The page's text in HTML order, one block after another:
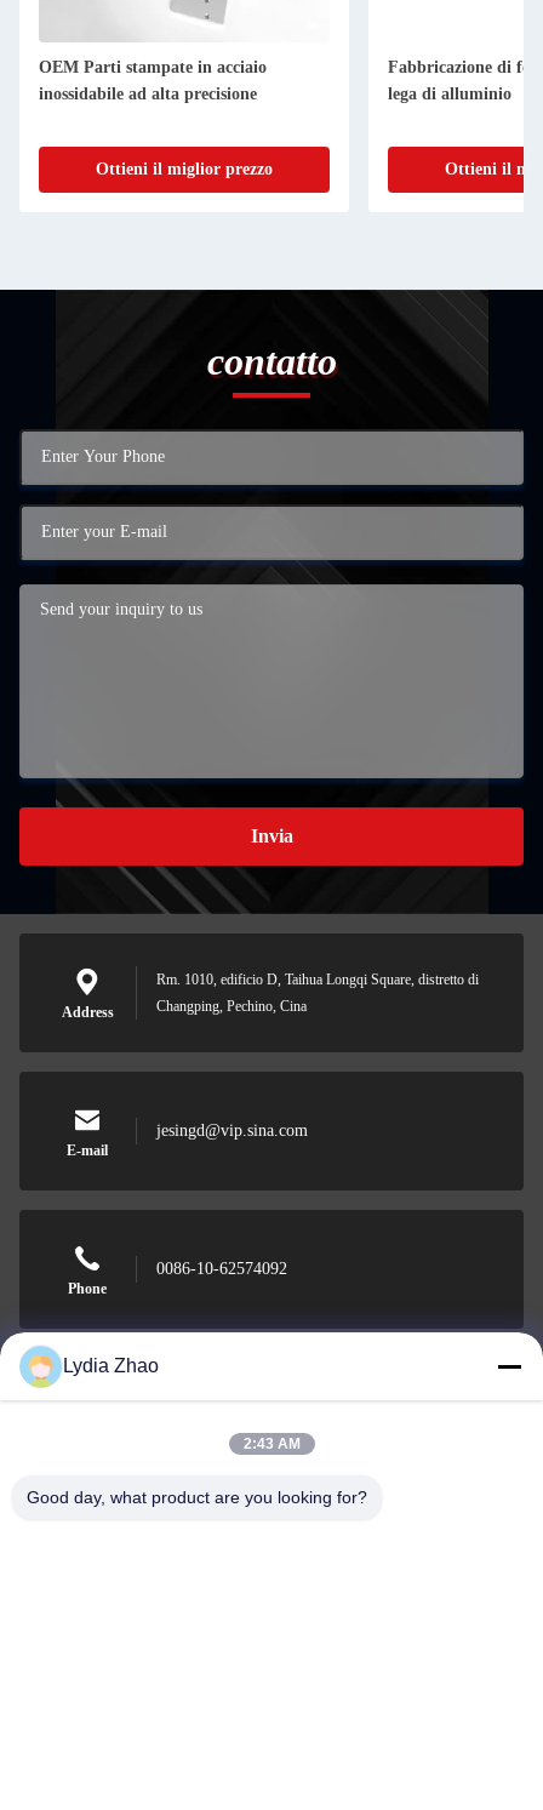
OEM Parti stampate in acciaio
inossidabile ad alta precisione
Ottieni il miglior prezzo
Fabbricazione di
lega di alluminio
Ottieni il
contatto
Invia
Address
Rm. 1010, edificio D, Taihua Longqi Square, distretto di
Changping, Pechino, Cina
E-mail
jesingd@vip.sina.com
Phone
0086-10-62574092
Beijing Oriens Technology Co., Ltd.
Lydia Zhao
2:43 AM
Good day, what product are you looking for?